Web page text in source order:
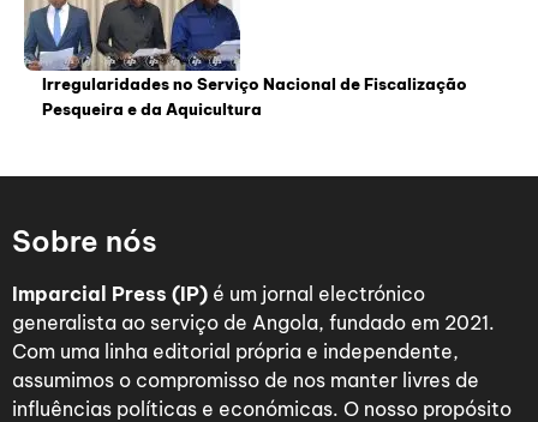
Irregularidades no Serviço Nacional de Fiscalização
Pesqueira e da Aquicultura
Sobre nós
Imparcial Press (IP) é um jornal electrónico
generalista ao serviço de Angola, fundado em 2021.
Com uma linha editorial própria e independente,
assumimos o compromisso de nos manter livres de
influências políticas e económicas. O nosso propósito